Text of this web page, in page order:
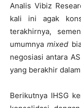
Analis Vibiz
kali ini agak
terakhirnya,
umumnyamixed
negosiasi antara
yang berakhir
Berikutnya IHSG